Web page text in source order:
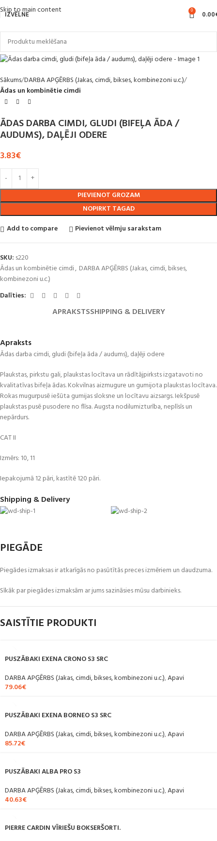
Skip to main content
IZVĒLNE 0 0.00
Sākums DARBA APĢĒRBS (Jakas, cimdi, bikses, kombinezoni u.c.)
Ādas un kombinētie cimdi
ĀDAS DARBA CIMDI, GLUDI (BIFEĻA ĀDA /
AUDUMS), DAĻĒJI ODERE
3.83€
PIEVIENOT GROZAM
NOPIRKT TAGAD
Add to compare
Pievienot vēlmju sarakstam
SKU: s220
Ādas un kombinētie cimdi, DARBA APĢĒRBS (Jakas, cimdi, bikses,
kombinezoni u.c.)
Dalīties:
APRAKSTSSHIPPING & DELIVERY
Apraksts
Ādas darba cimdi, gludi (bifeļa āda / audums), daļēji odere
Plaukstas, pirkstu gali, plaukstas locītava un rādītājpirksts izgatavoti no
kvalitatīvas bifeļa ādas. Kokvilnas aizmugure un gumijota plaukstas locītava.
Rokas mugurpusē iešūta gumijas sloksne un locītavu aizsargs. Iekšpusē
plaukstas pusē pusodere no flīsa. Augsta nodilumizturība, neplīsīs un
nepārdurs.
CAT II
Izmērs: 10, 11
Iepakojumā 12 pāri, kastītē 120 pāri.
Shipping & Delivery
PIEGĀDE
Piegādes izmaksas ir atkarīgās no pasūtītās preces izmēriem un daudzuma.
Sīkāk par piegādes izmaksām ar jums sazināsies mūsu darbinieks.
SAISTĪTIE PRODUKTI
PUSZĀBAKI EXENA CRONO S3 SRC
DARBA APĢĒRBS (Jakas, cimdi, bikses, kombinezoni u.c.),Apavi
79.06€
PUSZĀBAKI EXENA BORNEO S3 SRC
DARBA APĢĒRBS (Jakas, cimdi, bikses, kombinezoni u.c.),Apavi
85.72€
PUSZĀBAKI ALBA PRO S3
DARBA APĢĒRBS (Jakas, cimdi, bikses, kombinezoni u.c.),Apavi
40.63€
PIERRE CARDIN VĪRIEŠU BOKSERŠORTI.